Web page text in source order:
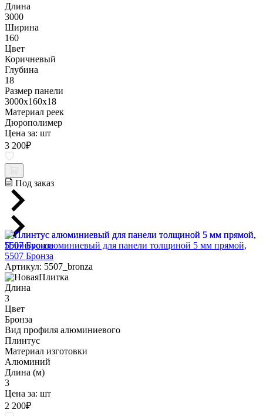
Длина
3000
Ширина
160
Цвет
Коричневый
Глубина
18
Размер панели
3000x160x18
Материал реек
Дюрополимер
Цена за: шт
3 200₽
Под заказ
Плинтус алюминиевый для панели толщиной 5 мм прямой,
5507 Бронза
Артикул: 5507_bronza
Длина
3
Цвет
Бронза
Вид профиля алюминиевого
Плинтус
Материал изготовки
Алюминий
Длина (м)
3
Цена за: шт
2 200₽